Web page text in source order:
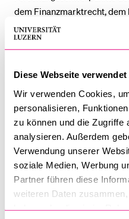
Diese Webseite
Wir verwenden Cookies,
personalisieren,
zu können und die Zugriffe
analysieren. Außerdem
Verwendung unserer
soziale Medien, Werbung
Partner führen diese
weiteren Daten
dem Finanzmarktrecht,
Kapitalmarkt- und
Querschnittsmaterie
Mehr Infos zu Prof. Franca
Publikationen,
Kontakt
Universität Luzern